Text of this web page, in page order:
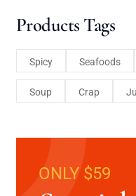
Products Tags
Spicy Seafoods
Soup Crap
ONLY $59